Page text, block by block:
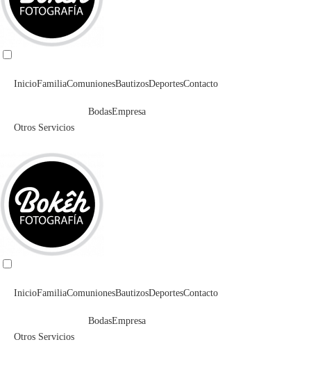
InicioFamiliaComunionesBautizosDeportesContacto
Otros Servicios
BodasEmpresa
InicioFamiliaComunionesBautizosDeportesContacto
Otros Servicios
BodasEmpresa